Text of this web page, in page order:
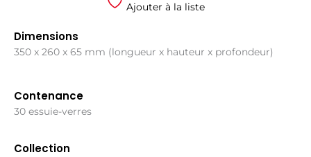
Ajouter à la liste
Dimensions
350 x 260 x 65 mm (longueur x hauteur x profondeur)
Contenance
30 essuie-verres
Collection